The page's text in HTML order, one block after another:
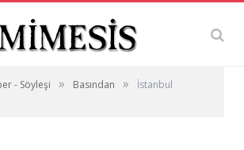
- Söyleşi » Basından »
İstanbul